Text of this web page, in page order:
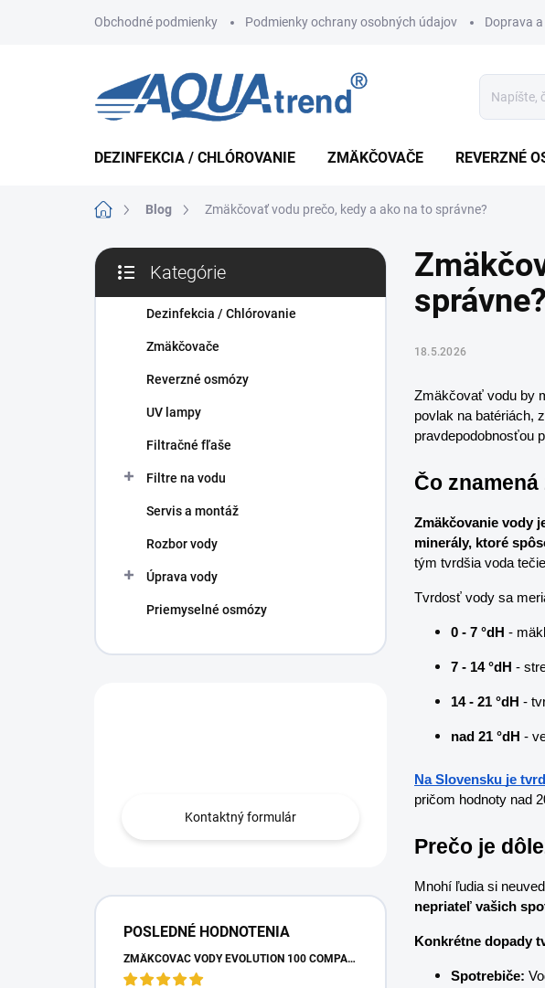
Obchodné podmienky Podmienky ochrany osobných údajov Doprava
DEZINFEKCIA / CHLÓROVANIE ZMÄKČOVAČE REVERZNÉ
DomovBlog Zmäkčovať vodu prečo, kedy a ako na to správne?
B
č
kategórie
Kategórie
Dezinfekcia / Chlórovanie
Zmäkčovače
Reverzné osmózy
UV lampy
Filtračné fľaše
Filtre na vodu
Servis a montáž
Rozbor vody
Úprava vody
Priemyselné osmózy
Kontaktný formulár
POSLEDNÉ HODNOTENIA
ZMÄKČOVAČ VODY EVOLUTION 100 COMPACT
správne?
18.5.2026
Zmäkčovať vodu by
povlak na batériách,
pravdepodobnosťou
Čo
Zmäkčovanie vody
minerály, ktoré
tým tvrdšia voda
Tvrdosť vody sa
0 - 7 °dH -
7 - 14 °dH -
14 - 21 °dH -
nad 21 °dH -
Na Slovensku je
pričom hodnoty nad
Prečo je
Mnohí ľudia si
nepriateľ vašich
Konkrétne dopady
Spotrebiče: